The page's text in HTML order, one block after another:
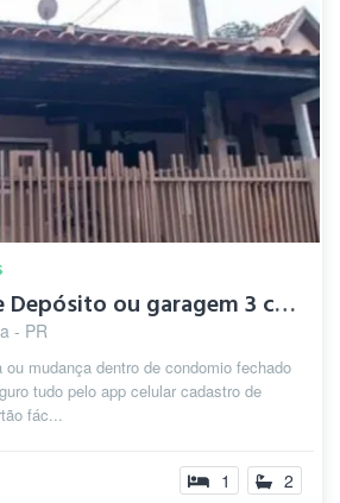
Drop box cofre Depósito ou garagem 3 carros
- PR
ou mudança dentro de condomio fechado
tudo pelo app celular cadastro de
fác...
1 2